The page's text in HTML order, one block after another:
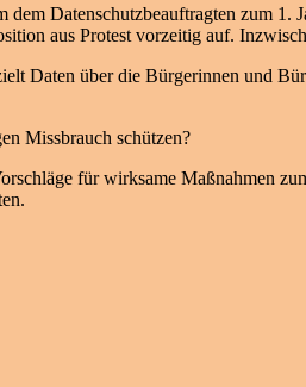
Datenschutzbeauftragten zum
aus Protest vorzeitig auf.
Daten über die Bürgerinnen und
Missbrauch schützen?
für wirksame Maßnahmen